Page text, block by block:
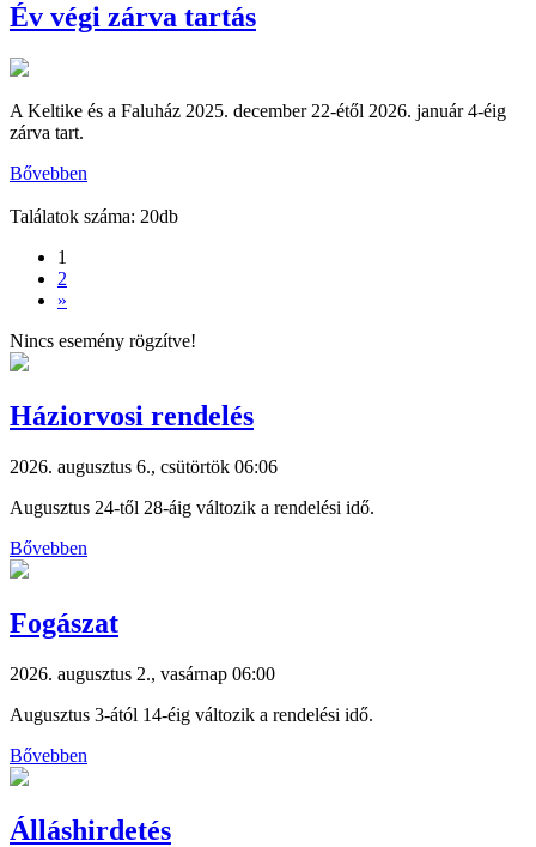
Év végi zárva tartás
A Keltike és a Faluház 2025. december 22-étől 2026. január 4-éig
zárva tart.
Bővebben
Találatok száma: 20db
1
2
»
Nincs esemény rögzítve!
Háziorvosi rendelés
2026. augusztus 6., csütörtök 06:06
Augusztus 24-től 28-áig változik a rendelési idő.
Bővebben
Fogászat
2026. augusztus 2., vasárnap 06:00
Augusztus 3-ától 14-éig változik a rendelési idő.
Bővebben
Álláshirdetés